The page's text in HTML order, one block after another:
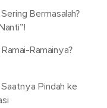
Bermasalah?
Ramainya?
Pindah ke